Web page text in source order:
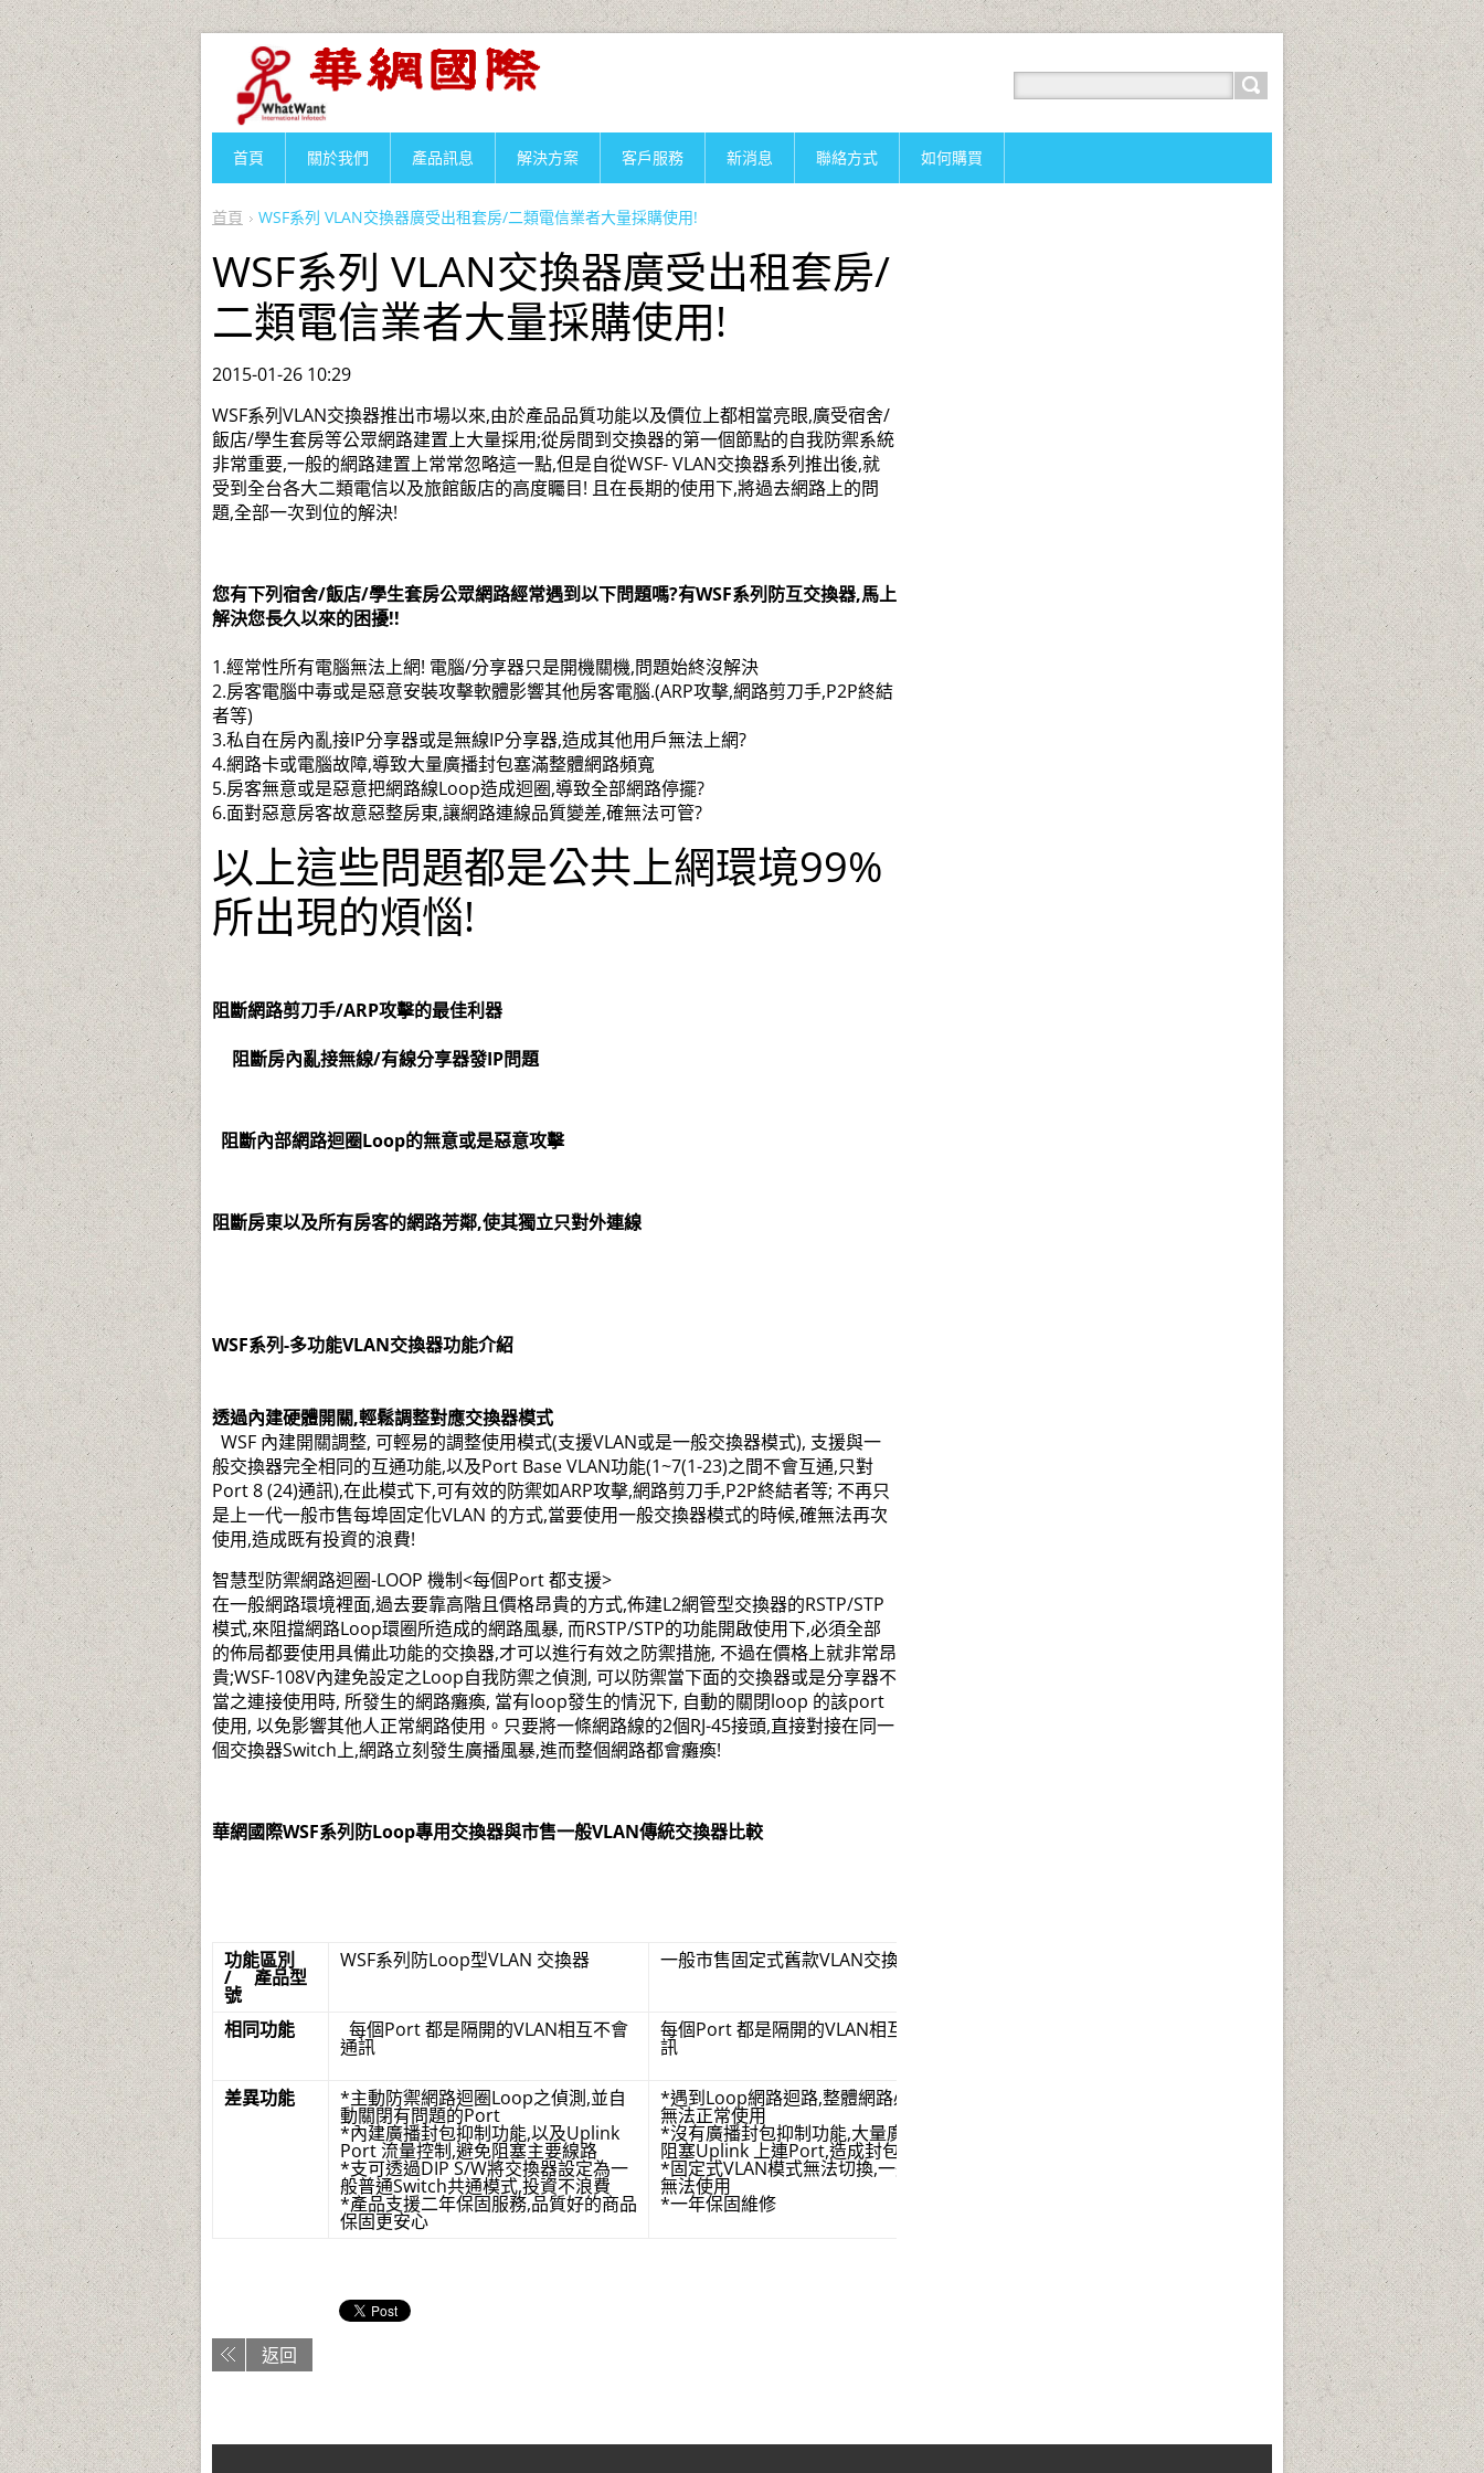
首頁 WSF系列 VLAN交換器廣受出租套房/二類電信業者大量採購使用!
WSF系列 VLAN交換器廣受出租套房/
二類電信業者大量採購使用!
2015-01-26 10:29
WSF系列VLAN交換器推出市場以來,由於產品品質功能以及價位上都相當亮眼,廣受宿舍/
飯店/學生套房等公眾網路建置上大量採用;從房間到交換器的第一個節點的自我防禦系統
非常重要,一般的網路建置上常常忽略這一點,但是自從WSF- VLAN交換器系列推出後,就
受到全台各大二類電信以及旅館飯店的高度矚目! 且在長期的使用下,將過去網路上的問
題,全部一次到位的解決!
您有下列宿舍/飯店/學生套房公眾網路經常遇到以下問題嗎?有WSF系列防互交換器,馬上
解決您長久以來的困擾!!
1.經常性所有電腦無法上網! 電腦/分享器只是開機關機,問題始終沒解決
2.房客電腦中毒或是惡意安裝攻擊軟體影響其他房客電腦.(ARP攻擊,網路剪刀手,P2P終結
者等)
3.私自在房內亂接IP分享器或是無線IP分享器,造成其他用戶無法上網?
4.網路卡或電腦故障,導致大量廣播封包塞滿整體網路頻寬
5.房客無意或是惡意把網路線Loop造成迴圈,導致全部網路停擺?
6.面對惡意房客故意惡整房東,讓網路連線品質變差,確無法可管?
以上這些問題都是公共上網環境99%
所出現的煩惱!
阻斷網路剪刀手/ARP攻擊的最佳利器
阻斷房內亂接無線/有線分享器發IP問題
阻斷內部網路迴圈Loop的無意或是惡意攻擊
阻斷房東以及所有房客的網路芳鄰,使其獨立只對外連線
WSF系列-多功能VLAN交換器功能介紹
透過內建硬體開關,輕鬆調整對應交換器模式
WSF 內建開關調整, 可輕易的調整使用模式(支援VLAN或是一般交換器模式), 支援與一
般交換器完全相同的互通功能,以及Port Base VLAN功能(1~7(1-23)之間不會互通,只對
Port 8 (24)通訊),在此模式下,可有效的防禦如ARP攻擊,網路剪刀手,P2P終結者等; 不再只
是上一代一般市售每埠固定化VLAN 的方式,當要使用一般交換器模式的時候,確無法再次
使用,造成既有投資的浪費!
智慧型防禦網路迴圈-LOOP 機制<每個Port 都支援>
在一般網路環境裡面,過去要靠高階且價格昂貴的方式,佈建L2網管型交換器的RSTP/STP
模式,來阻擋網路Loop環圈所造成的網路風暴, 而RSTP/STP的功能開啟使用下,必須全部
的佈局都要使用具備此功能的交換器,才可以進行有效之防禦措施, 不過在價格上就非常昂
貴;WSF-108V內建免設定之Loop自我防禦之偵測, 可以防禦當下面的交換器或是分享器不
當之連接使用時, 所發生的網路癱瘓, 當有loop發生的情況下, 自動的關閉loop 的該port
使用, 以免影響其他人正常網路使用。只要將一條網路線的2個RJ-45接頭,直接對接在同一
個交換器Switch上,網路立刻發生廣播風暴,進而整個網路都會癱瘓!
華網國際WSF系列防Loop專用交換器與市售一般VLAN傳統交換器比較
功能區別
/ 產品型
號
WSF系列防Loop型VLAN 交換器 一般市售固定式舊款VLAN交換器
相同功能 每個Port 都是隔開的VLAN相互不會
通訊
每個Port 都是隔開的VLAN相互不會通
訊
差異功能 *主動防禦網路迴圈Loop之偵測,並自
動關閉有問題的Port
*內建廣播封包抑制功能,以及Uplink
Port 流量控制,避免阻塞主要線路
*支可透過DIP S/W將交換器設定為一
般普通Switch共通模式,投資不浪費
*產品支援二年保固服務,品質好的商品
保固更安心
*遇到Loop網路迴路,整體網路必定癱瘓
無法正常使用
*沒有廣播封包抑制功能,大量廣播封包
阻塞Uplink 上連Port,造成封包延遲
*固定式VLAN模式無法切換,一般場所即
無法使用
*一年保固維修
返回
首頁 關於我們 產品訊息 解決方案 客戶服務 新消息 聯絡方式 如何購買